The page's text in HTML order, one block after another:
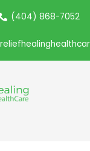
(404) 868-7052